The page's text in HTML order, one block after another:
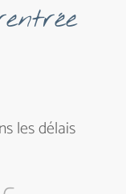
les délais